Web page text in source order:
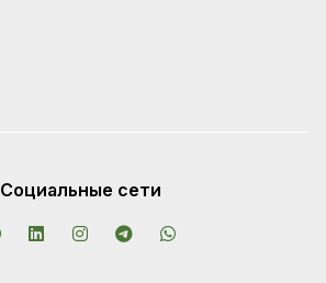
Социальные сети